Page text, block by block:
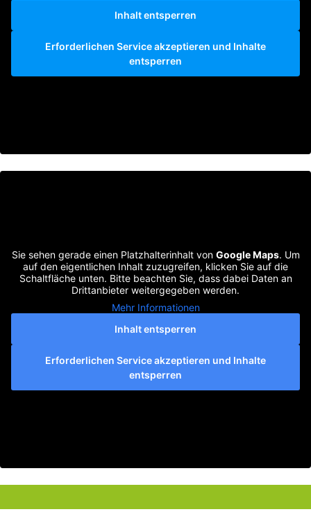
Inhalt entsperren
Erforderlichen Service akzeptieren und Inhalte
entsperren
Sie sehen gerade einen Platzhalterinhalt von Google Maps. Um
auf den eigentlichen Inhalt zuzugreifen, klicken Sie auf die
Schaltfläche unten. Bitte beachten Sie, dass dabei Daten an
Drittanbieter weitergegeben werden.
Mehr Informationen
Inhalt entsperren
Erforderlichen Service akzeptieren und Inhalte
entsperren